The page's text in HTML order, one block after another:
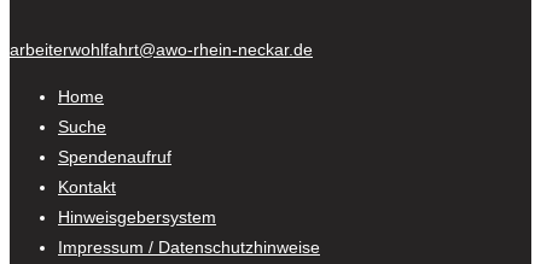
arbeiterwohlfahrt@awo-rhein-neckar.de
Home
Suche
Spendenaufruf
Kontakt
Hinweisgebersystem
Impressum / Datenschutzhinweise